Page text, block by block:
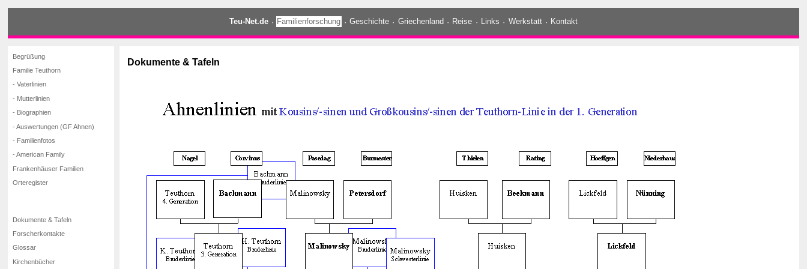
Teu-Net.de · Familienforschung · Geschichte · Griechenland · Reise · Links · Werkstatt · Kontakt
Begrüßung
Familie Teuthorn
- Vaterlinien
- Mutterlinien
- Biographien
- Auswertungen (GF Ahnen)
- Familienfotos
- American Family
Frankenhäuser Familien
Orteregister
Dokumente & Tafeln
Forscherkontakte
Glossar
Kirchenbücher
Dokumente & Tafeln